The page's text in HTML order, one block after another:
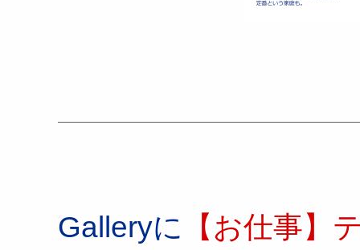
Galleryに 【お仕事】